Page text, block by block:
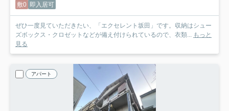
敷0 即入居可
ぜひ一度見ていただきたい、「エクセレント坂田」です。収納はシュー
ズボックス・クロゼットなどが備え付けられているので、衣類...
もっと
見る
アパート